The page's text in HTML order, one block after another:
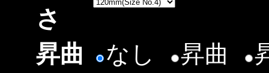
さ
昇曲
なし 昇曲